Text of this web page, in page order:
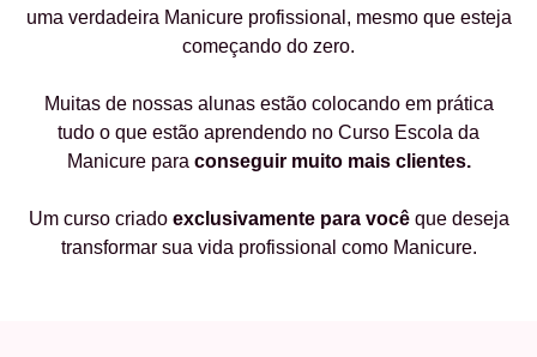
uma verdadeira Manicure profissional, mesmo que esteja
começando do zero.
Muitas de nossas alunas estão colocando em prática
tudo o que estão aprendendo no Curso Escola da
Manicure para conseguir muito mais clientes.
Um curso criado exclusivamente para vocêque deseja
transformar sua vida profissional como Manicure.